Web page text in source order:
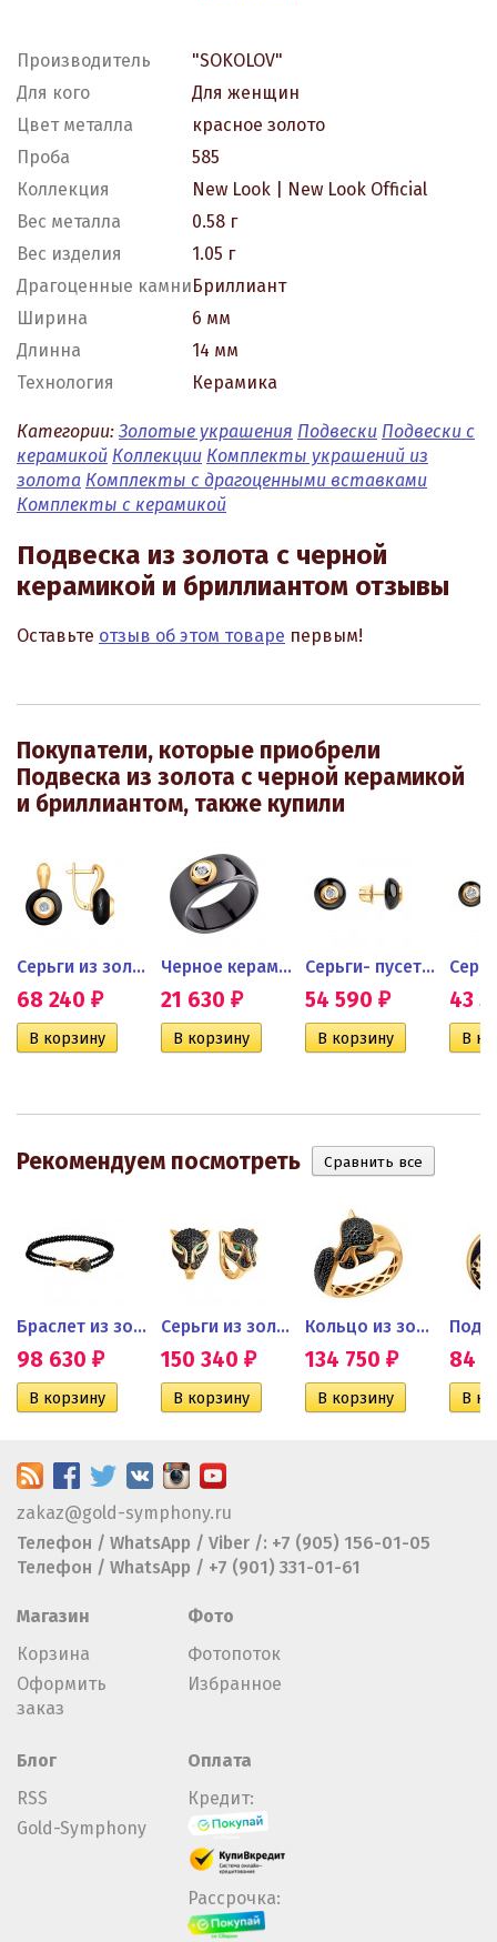
Производитель
"SOKOLOV"
Для кого
Для женщин
Цвет металла
красное золото
Проба
585
Коллекция
New Look | New Look Official
Вес металла
0.58 г
Вес изделия
1.05 г
Драгоценные камниБриллиант
Ширина
6 мм
Длинна
14 мм
Технология
Керамика
Категории: Золотые украшения Подвески Подвески с
керамикой Коллекции Комплекты украшений из
золота Комплекты с драгоценными вставками
Комплекты с керамикой
Подвеска из золота с черной
керамикой и бриллиантом отзывы
Оставьте отзыв об этом товаре первым!
Покупатели, которые приобрели
Подвеска из золота с черной керамикой
и бриллиантом, также купили
Серьги из золота с...
68 240 ₽
Черное керамическое кольцо...
21 630 ₽
Серьги- пусеты из золота с...
54 590 ₽ 43
Рекомендуем посмотреть
Браслет из золота с черными...
98 630 ₽
Серьги из золота с черными...
150 340 ₽
Кольцо из золота с...
134 750 ₽ 84
zakaz@gold-symphony.ru
Телефон / WhatsApp / Viber /: +7 (905) 156-01-05
Телефон / WhatsApp / +7 (901) 331-01-61
Магазин
Корзина
Оформить
заказ
Фото
Фотопоток
Избранное
Блог
RSS
Gold-Symphony
Оплата
Кредит:
Рассрочка: